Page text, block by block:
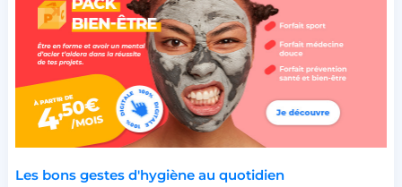
Les bons gestes d'hygiène au quotidien